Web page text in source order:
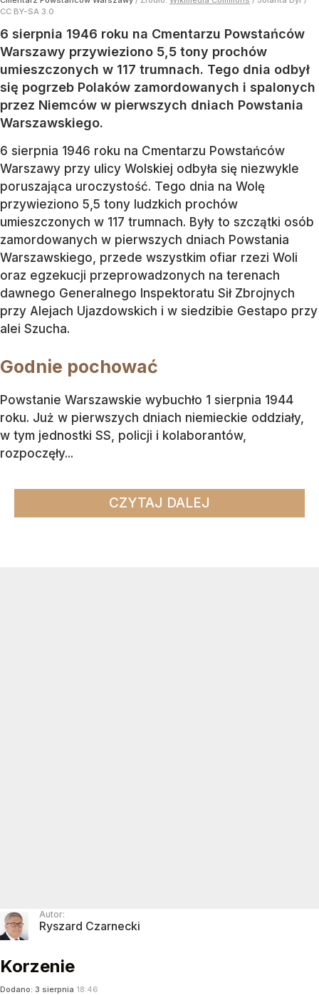
CC BY-SA 3.0
6 sierpnia 1946 roku na Cmentarzu Powstańców
Warszawy przywieziono 5,5 tony prochów
umieszczonych w 117 trumnach. Tego dnia odbył
się pogrzeb Polaków zamordowanych i spalonych
przez Niemców w pierwszych dniach Powstania
Warszawskiego.
6 sierpnia 1946 roku na Cmentarzu Powstańców
Warszawy przy ulicy Wolskiej odbyła się niezwykle
poruszająca uroczystość. Tego dnia na Wolę
przywieziono 5,5 tony ludzkich prochów
umieszczonych w 117 trumnach. Były to szczątki osób
zamordowanych w pierwszych dniach Powstania
Warszawskiego, przede wszystkim ofiar rzezi Woli
oraz egzekucji przeprowadzonych na terenach
dawnego Generalnego Inspektoratu Sił Zbrojnych
przy Alejach Ujazdowskich i w siedzibie Gestapo przy
alei Szucha.
Godnie pochować
Powstanie Warszawskie wybuchło 1 sierpnia 1944
roku. Już w pierwszych dniach niemieckie oddziały,
w tym jednostki SS, policji i kolaborantów,
rozpoczęły...
CZYTAJ DALEJ
Autor:
Ryszard Czarnecki
Korzenie
Dodano: 3 sierpnia 18:46